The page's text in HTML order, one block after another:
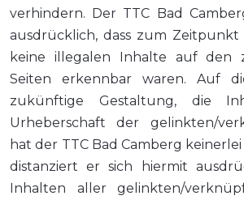
verhindern. Der TTC Bad
ausdrücklich, dass zum
keine illegalen Inhalte auf den
Seiten erkennbar waren. Auf
zukünftige Gestaltung, die
Urheberschaft der gelinkten/
hat der TTC Bad Camberg
distanziert er sich hiermit
Inhalten aller gelinkten/